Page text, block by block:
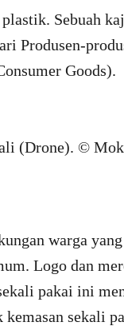
Sebuah
Produsen-
Goods).
warga
Logo dan
pakai ini
sekali